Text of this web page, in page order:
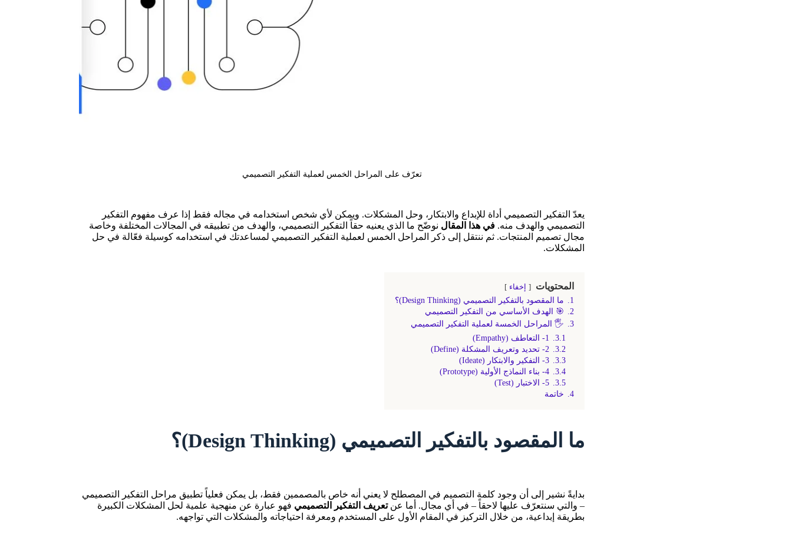
تعرّف على المراحل الخمس لعملية التفكير التصميمي
يعدّ التفكير التصميمي أداة للإبداع والابتكار، وحل المشكلات. ويمكن لأي شخص استخدامه في مجاله فقط إذا عرف مفهوم التفكير
التصميمي والهدف منه.في هذا المقال نوضّح ما الذي يعنيه حقاً التفكير التصميمي، والهدف من تطبيقه في المجالات المختلفة وخاصة
مجال تصميم المنتجات. ثم ننتقل إلى ذكر المراحل الخمس لعملية التفكير التصميمي لمساعدتك في استخدامه كوسيلة فعّالة في حل
المشكلات.
المحتويات إخفاء
1.
ما المقصود بالتفكير التصميمي (Design Thinking)؟
2.
🎯 الهدف الأساسي من التفكير التصميمي
3.
🖐️ المراحل الخمسة لعملية التفكير التصميمي
3.1.
1- التعاطف (Empathy)
3.2.
2- تحديد وتعريف المشكلة (Define)
3.3.
3- التفكير والابتكار (Ideate)
3.4.
4- بناء النماذج الأولية (Prototype)
3.5.
5- الاختبار (Test)
4.
خاتمة
ما المقصود بالتفكير التصميمي (Design Thinking)؟
بدايةً نشير إلى أن وجود كلمة التصميم في المصطلح لا يعني أنه خاص بالمصممين فقط، بل يمكن فعلياً تطبيق مراحل التفكير التصميمي
– والتي سنتعرّف عليها لاحقاً – في أي مجال. أما عنتعريف التفكير التصميمي فهو عبارة عن منهجية علمية لحل المشكلات الكبيرة
بطريقة إبداعية، من خلال التركيز في المقام الأول على المستخدم ومعرفة احتياجاته والمشكلات التي تواجهه.